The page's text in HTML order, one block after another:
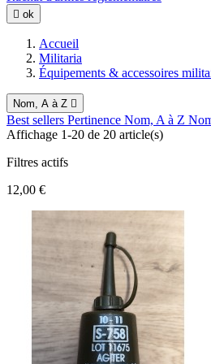
 ok
Accueil
Militaria
Équipements & accessoires
Nom, A à Z 
Best sellers Pertinence Nom, A à Z
Affichage 1-20 de 20 article(s)
Filtres actifs
12,00 €